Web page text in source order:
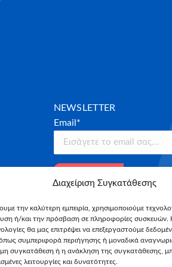
Διαχείριση Συγκατάθεσης
την καλύτερη εμπειρία, χρησιμοποιούμε
ή/και την πρόσβαση σε πληροφορίες συσκευών.
θα μας επιτρέψει να επεξεργαστούμε
συμπεριφορά περιήγησης ή μοναδικά
συγκατάθεση ή η ανάκληση της συγκατάθεσης,
λειτουργίες και δυνατότητες.
NEWSLETTER
Email*